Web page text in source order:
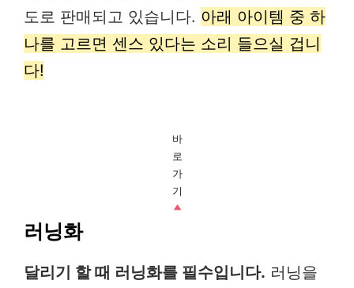
도로 판매되고 있습니다. 아래 아이템 중 하
나를 고르면 센스 있다는 소리 들으실 겁니
다!
바
로
가
기
러닝화
달리기 할 때 러닝화를 필수입니다. 러닝을